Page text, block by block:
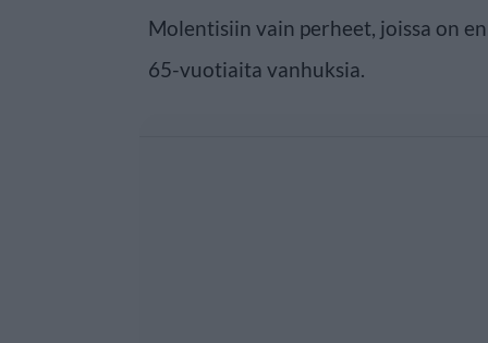
Molentisiin vain perheet, joissa on
65-vuotiaita vanhuksia.